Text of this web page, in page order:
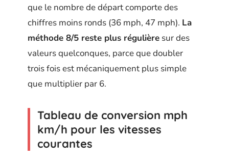
que le nombre de départ comporte des
chiffres moins ronds (36 mph, 47 mph). La
méthode 8/5 reste plus régulière sur des
valeurs quelconques, parce que doubler
trois fois est mécaniquement plus simple
que multiplier par 6.
Tableau de conversion mph
km/h pour les vitesses
courantes